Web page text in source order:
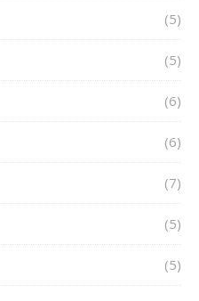
(5)
(5)
(6)
(6)
(7)
(5)
(5)